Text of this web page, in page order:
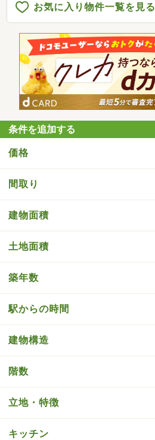
お気に入り物件一覧を見る
条件を追加する
価格
間取り
建物面積
土地面積
築年数
駅からの時間
建物構造
階数
立地・特徴
キッチン